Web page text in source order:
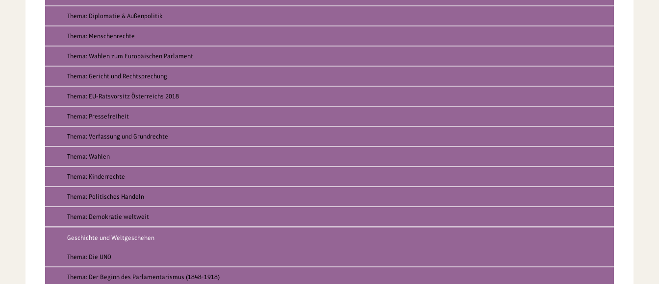
Thema: Diplomatie & Außenpolitik
Thema: Menschenrechte
Thema: Wahlen zum Europäischen Parlament
Thema: Gericht und Rechtsprechung
Thema: EU-Ratsvorsitz Österreichs 2018
Thema: Pressefreiheit
Thema: Verfassung und Grundrechte
Thema: Wahlen
Thema: Kinderrechte
Thema: Politisches Handeln
Thema: Demokratie weltweit
Geschichte und Weltgeschehen
Thema: Die UNO
Thema: Der Beginn des Parlamentarismus (1848-1918)